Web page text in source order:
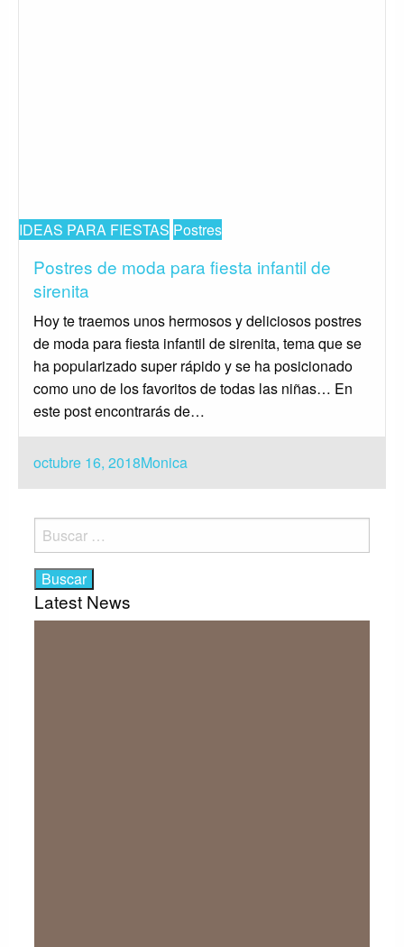
IDEAS PARA FIESTAS Postres
Postres de moda para fiesta infantil de
sirenita
Hoy te traemos unos hermosos y deliciosos postres
de moda para fiesta infantil de sirenita, tema que se
ha popularizado super rápido y se ha posicionado
como uno de los favoritos de todas las niñas… En
este post encontrarás de…
Publicado
el
octubre 16, 2018Monica
Buscar:
Latest News